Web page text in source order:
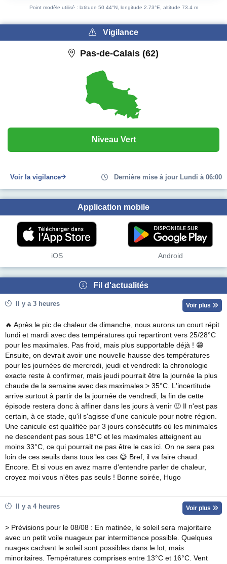
Point modèle utilisé : latitude 50.44°N, longitude 2.73°E, altitude 73.4 m
Vigilance
Pas-de-Calais (62)
Niveau Vert
Voir la vigilance Dernière mise à jour Lundi à 06:00
Application mobile
iOS Android
Fil d'actualités
Il y a 3 heures Voir plus
🔥 Après le pic de chaleur de dimanche, nous aurons un court répit
lundi et mardi avec des températures qui repartiront vers 25/28°C
pour les maximales. Pas froid, mais plus supportable déjà ! 😁
Ensuite, on devrait avoir une nouvelle hausse des températures
pour les journées de mercredi, jeudi et vendredi: la chronologie
exacte reste à confirmer, mais jeudi pourrait être la journée la plus
chaude de la semaine avec des maximales > 35°C. L'incertitude
arrive surtout à partir de la journée de vendredi, la fin de cette
épisode restera donc à affiner dans les jours à venir 🙂 Il n'est pas
certain, à ce stade, qu'il s'agisse d'une canicule pour notre région.
Une canicule est qualifiée par 3 jours consécutifs où les minimales
ne descendent pas sous 18°C et les maximales atteignent au
moins 33°C, ce qui pourrait ne pas être le cas ici. On ne sera pas
loin de ces seuils dans tous les cas 😅 Bref, il va faire chaud.
Encore. Et si vous en avez marre d'entendre parler de chaleur,
croyez moi vous n'êtes pas seuls ! Bonne soirée, Hugo
Il y a 4 heures Voir plus
> Prévisions pour le 08/08 : En matinée, le soleil sera majoritaire
avec un petit voile nuageux par intermittence possible. Quelques
nuages cachant le soleil sont possibles dans le lot, mais
minoritaires. Températures comprises entre 13°C et 16°C. Vent